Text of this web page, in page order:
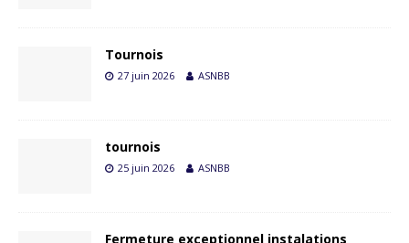
Tournois
27 juin 2026 ASNBB
tournois
25 juin 2026 ASNBB
Fermeture exceptionnel instalations